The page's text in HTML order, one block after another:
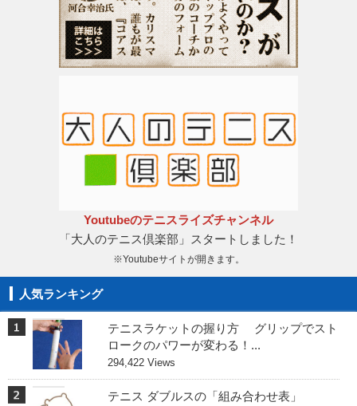
Youtubeのテニスライズチャンネル
「大人のテニス倶楽部」スタートしました！
※Youtubeサイトが開きます。
人気ランキング
テニスラケットの握り方 グリップでスト
ロークのパワーが変わる！...
294,422 Views
テニス ダブルスの「組み合わせ表」